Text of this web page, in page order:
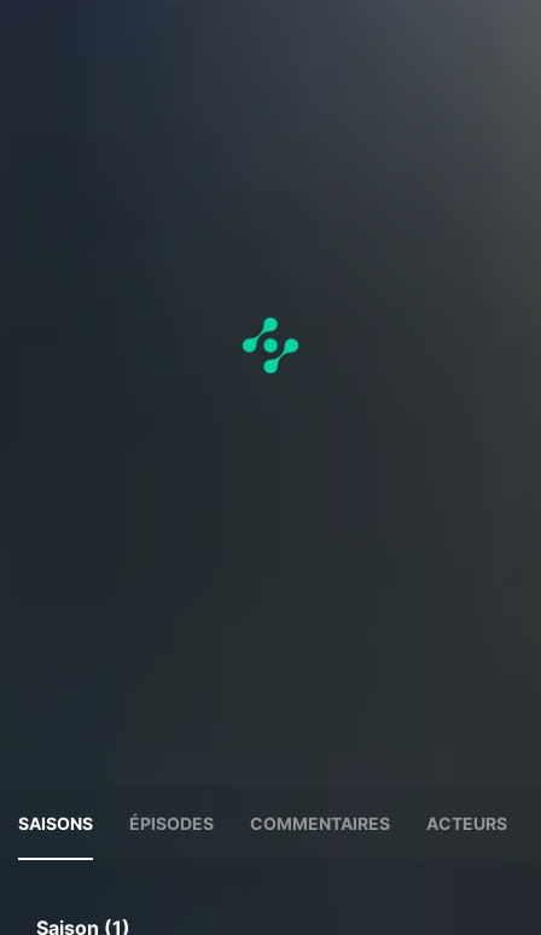
SAISONS ÉPISODES COMMENTAIRES ACTEURS
Saison (1)